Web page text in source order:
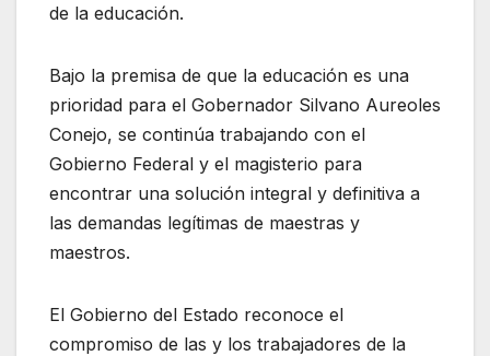
de la educación.
Bajo la premisa de que la educación es una
prioridad para el Gobernador Silvano Aureoles
Conejo, se continúa trabajando con el
Gobierno Federal y el magisterio para
encontrar una solución integral y definitiva a
las demandas legítimas de maestras y
maestros.
El Gobierno del Estado reconoce el
compromiso de las y los trabajadores de la